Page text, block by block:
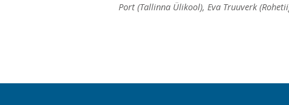
Port (Tallinna Ülikool), Eva Truuverk